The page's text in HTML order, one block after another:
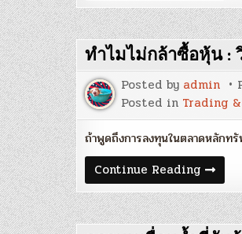
รู้
และ
วิธี
จัดการ
ของ
กลุ่ม
การ
เงิน
ชุมชน
ข้อคิด
จาก
ลงพื้น
ที่
:
สฤณี
อา
ชวา
ทำไมไม่กล้าซื้อหุ้น :
Posted by admin
Posted in Trading
ถ้าพูดถึงการลงทุนในตลาดหลักท
Continue Reading ทำไม
ไม่
กล้า
ซื้อ
หุ้น
: